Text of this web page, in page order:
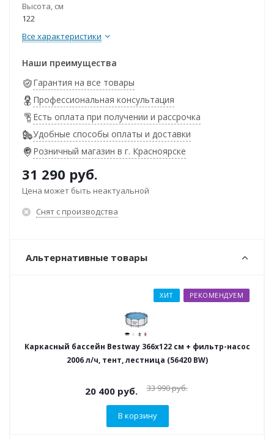
Высота, см
122
Все характеристики
Наши преимущества
Гарантия на все товары
Профессиональная консультация
Есть оплата при получении и рассрочка
Удобные способы оплаты и доставки
Розничный магазин в г. Красноярске
31 290 руб.
Цена может быть неактуальной
Снят с производства
Альтернативные товары
ХИТ РЕКОМЕНДУЕМ
Каркасный бассейн Bestway 366х122 см + фильтр-насос
2006 л/ч, тент, лестница (56420 BW)
20 400руб. 33 990руб.
В корзину